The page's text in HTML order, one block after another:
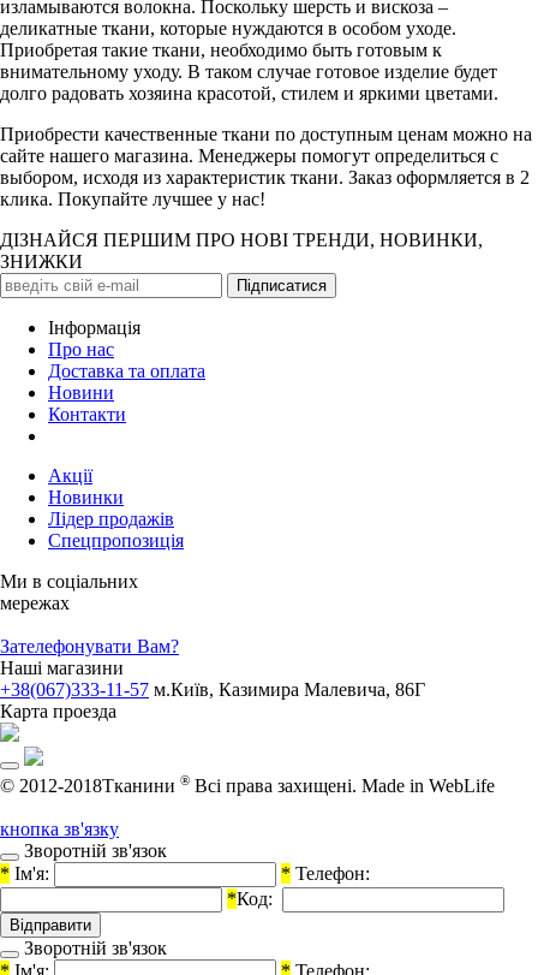
изламываются волокна. Поскольку шерсть и вискоза –
деликатные ткани, которые нуждаются в особом уходе.
Приобретая такие ткани, необходимо быть готовым к
внимательному уходу. В таком случае готовое изделие будет
долго радовать хозяина красотой, стилем и яркими цветами.
Приобрести качественные ткани по доступным ценам можно на
сайте нашего магазина. Менеджеры помогут определиться с
выбором, исходя из характеристик ткани. Заказ оформляется в 2
клика. Покупайте лучшее у нас!
ДІЗНАЙСЯ ПЕРШИМ ПРО НОВІ ТРЕНДИ, НОВИНКИ,
ЗНИЖКИ
Iнформація
Про нас
Доставка та оплата
Новини
Контакти
Акції
Новинки
Лідер продажів
Спецпропозиція
Ми в соціальних
мережах
Зателефонувати Вам?
Наші магазини
+38(067)333-11-57 м.Київ, Казимира Малевича, 86Г
Карта проезда
© 2012-2018Тканини ® Всі права захищені. Made in WebLife
кнопка зв'язку
Зворотній зв'язок
* Ім'я: * Телефон:
*Код:
Зворотній зв'язок
* Ім'я: * Телефон: